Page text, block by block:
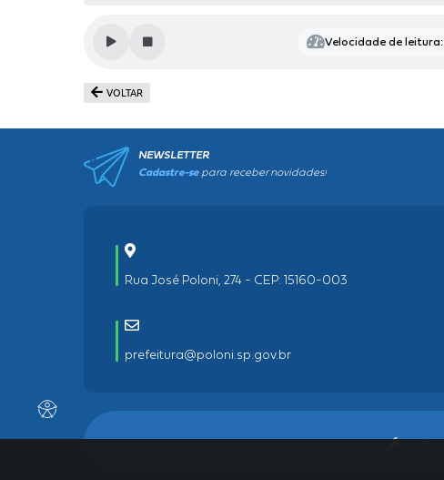
Velocidade de leitura:
VOLTAR
NEWSLETTER
Cadastre-separa receber novidades!
Rua José Poloni, 274 - CEP: 15160-003
prefeitura@poloni.sp.gov.br